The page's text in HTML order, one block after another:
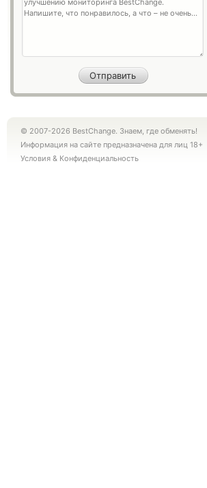
© 2007-2026 BestChange. Знаем, где обменять!
Информация на сайте предназначена для лиц 18+
Условия & Конфиденциальность